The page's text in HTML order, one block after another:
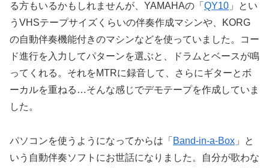
る方もいるかもしれませんが、YAMAHAの「 QY10 」とい
うVHSテープサイズくらいの伴奏作成マシンや、KORG
の自動伴奏機能付きのマシンなどを使っていました。コー
ド進行を入力してパターンを選ぶと、ドラムとベースが鳴
ってくれる。それをMTRに録音して、さらにギターとボ
ーカルを重ねる…そんな感じでデモテープを作成していま
した。
パソコンを使うようになってからは「 Band-in-a-Box 」と
いう自動伴奏ソフトにお世話になりました。自分が歌わな